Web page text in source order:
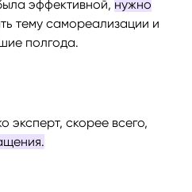
Расклад Таро на женщину
Расклад Таро «Да-Нет»
эффективной, нужно
тему самореализации и
полгода.
эксперт, скорее всего,